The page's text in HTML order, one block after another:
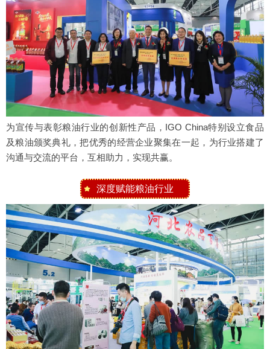
为宣传与表彰粮油行业的创新性产品，IGO China特别设立食品
及粮油颁奖典礼，把优秀的经营企业聚集在一起，为行业搭建了
沟通与交流的平台，互相助力，实现共赢。
深度赋能粮油行业